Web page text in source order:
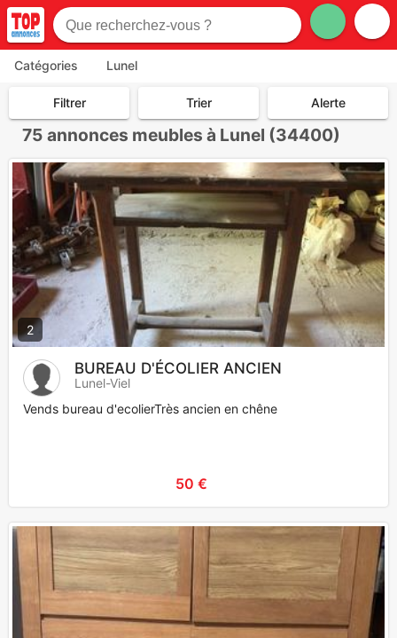
Catégories Lunel
Filtrer Trier Alerte
75 annonces meubles à Lunel (34400)
2
BUREAU D'ÉCOLIER ANCIEN
Lunel-Viel
Vends bureau d'ecolierTrès ancien en chêne
50 €